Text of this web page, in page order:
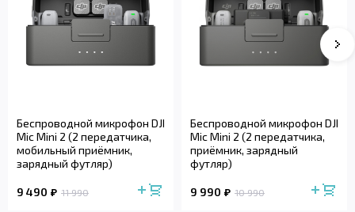
Беспроводной микрофон DJI
Mic Mini 2 (2 передатчика,
мобильный приёмник,
зарядный футляр)
9 490 11 990
Беспроводной микрофон DJI
Mic Mini 2 (2 передатчика,
приёмник, зарядный
футляр)
9 990 10 990